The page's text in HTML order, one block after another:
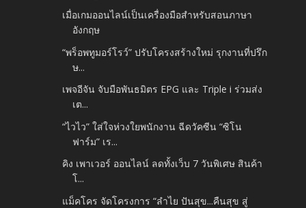
เมื่อเกมออนไลน์เป็นเครื่องมือสำหรับสอนภาษา
อังกฤษ
“พร็อพทูมอร์โรว์” ปรับโครงสร้างใหม่ รุกงานที่ปรึก
ษ...
เพจอีจัน จับมือพันธมิตร EPG และ Triple i ร่วมส่ง
เต...
“ไวไว” ใส่ใจห่วงใยพนักงาน ฉีดวัคซีน “ซิโน
ฟาร์ม” เร...
คิง เพาเวอร์ ออนไลน์ ลดทั้งเว็บ 7 วันพิเศษ สินค้า
โ...
แม็คโคร จัดโครงการ “ลำไย ปันสุข...คืนสุข สู่